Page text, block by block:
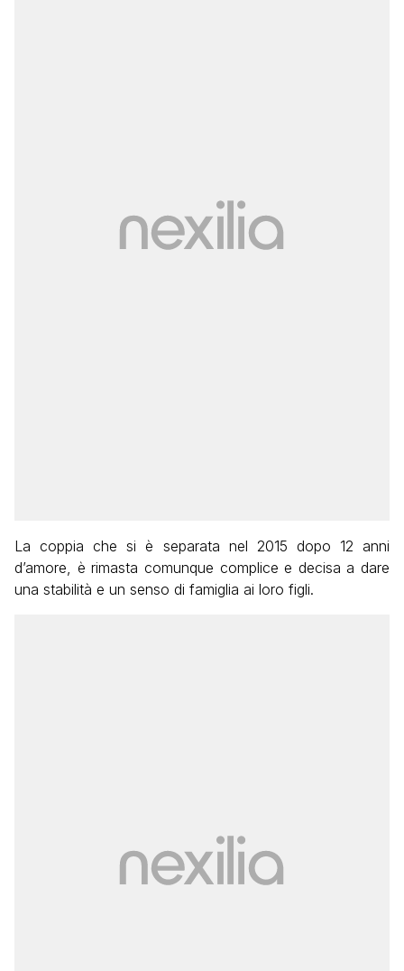
La coppia che si è separata nel 2015 dopo 12 anni
d’amore, è rimasta comunque complice e decisa a dare
una stabilità e un senso di famiglia ai loro figli.